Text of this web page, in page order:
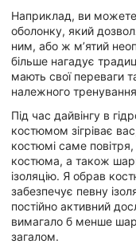
Наприклад, ви
оболонку, який
ним, або ж м’ятий
більше нагадує
мають свої переваги
належного
Під час дайвінгу в
костюмом зігріває
костюмі саме
костюма, а також
ізоляцію. Я обрав
забезпечує певну
постійно активний
вимагало б менше
загалом.